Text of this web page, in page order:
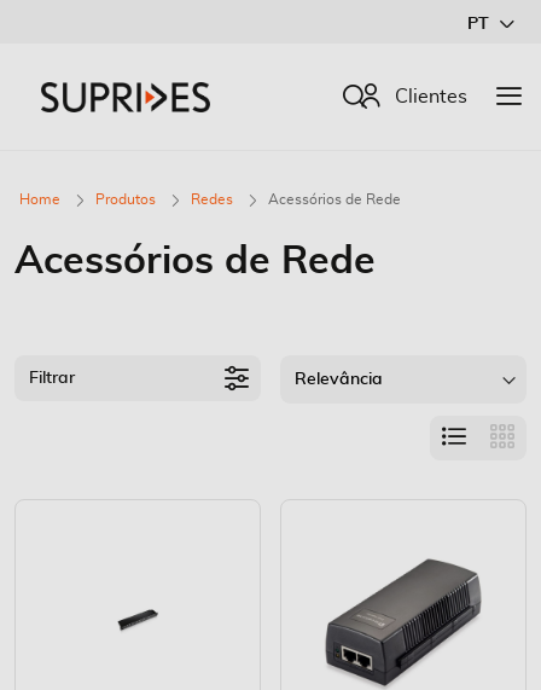
Conteúdo
PT
Procurar
Clientes
Home Produtos Redes Acessórios de Rede
Acessórios de Rede
Filtrar